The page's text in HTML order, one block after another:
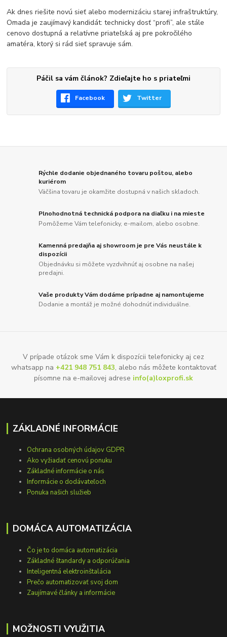
Ak dnes riešite novú sieť alebo modernizáciu starej infraštruktúry,
Omada je zaujímavý kandidát: technicky dosť “profi”, ale stále
cenovo dostupná a relatívne priateľská aj pre pokročilého
amatéra, ktorý si rád sieť spravuje sám.
Páčil sa vám článok? Zdieľajte ho s priateľmi
Facebook Twitter
Rýchle dodanie objednaného tovaru poštou, alebo
kuriérom
Väčšina tovaru je okamžite dostupná v našich skladoch.
Plnohodnotná technická podpora na diaľku i na mieste
Pomôžeme Vám telefonicky, e-mailom, alebo osobne.
Kamenná predajňa aj showroom je pre Vás neustále k
dispozícii
Objednávku si môžete vyzdvihnúť aj osobne na našej
predajni.
Vaše produkty Vám dodáme prípadne aj namontujeme
Dodanie a montáž je možné dohodnúť individuálne.
V prípade otázok sme Vám k dispozícii telefonicky aj cez
whatsapp na +421 948 751 843, alebo nás môžete kontaktovať
písomne na e-mailovej adrese info(a)loxprofi.sk
ZÁKLADNÉ INFORMÁCIE
Ochrana osobných údajov GDPR
Ako vyžiadať cenovú ponuku
Základné informácie o nás
Informácie o dodávateľoch
Ponuka našich služieb
DOMÁCA AUTOMATIZÁCIA
Čo je to domáca automatizácia
Základné štandardy a odporúčania
Inteligentná elektroinštalácia
Prečo automatizovať svoj dom
Zaujímavé články a informácie
MOŽNOSTI VYUŽITIA